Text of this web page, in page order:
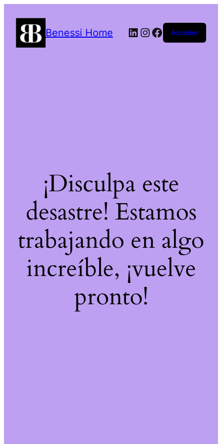
Benessi Home LinkedIn
Instagram
Facebook
Acceder
¡Disculpa este
desastre! Estamos
trabajando en algo
increíble, ¡vuelve
pronto!